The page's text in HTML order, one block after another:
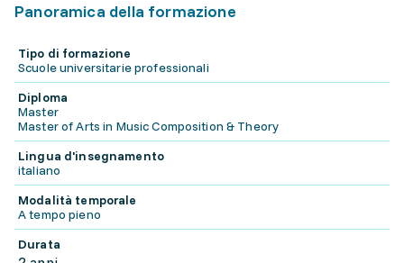
Panoramica della formazione
Tipo di formazione
Scuole universitarie professionali
Diploma
Master
Master of Arts in Music Composition & Theory
Lingua d'insegnamento
italiano
Modalità temporale
A tempo pieno
Durata